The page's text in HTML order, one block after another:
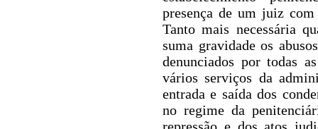
presença de um juiz
Tanto mais necessária
suma gravidade os
denunciados por todas
vários serviços da
entrada e saída dos
no regime da